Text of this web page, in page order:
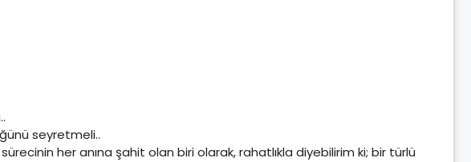
seyretmeli..
her anına şahit olan biri olarak, rahatlıkla diyebilirim ki; bir türlü